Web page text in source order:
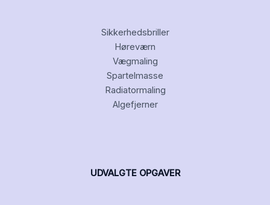
Sikkerhedsbriller
Høreværn
Vægmaling
Spartelmasse
Radiatormaling
Algefjerner
UDVALGTE OPGAVER